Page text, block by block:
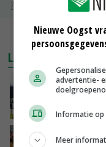
Zuivel NL
LAATSTE NIEUWS
juni
Frans
Nieuwe Oogst
advertentie-
Informatie op
Meer